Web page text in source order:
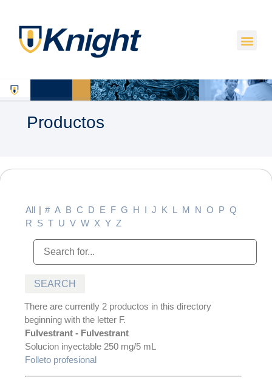
Productos
All | # A B C D E F G H I J K L M N O P Q
R S T U V W X Y Z
There are currently 2 productos in this directory
beginning with the letter F.
Fulvestrant - Fulvestrant
Solucion inyectable 250 mg/5 mL
Folleto profesional